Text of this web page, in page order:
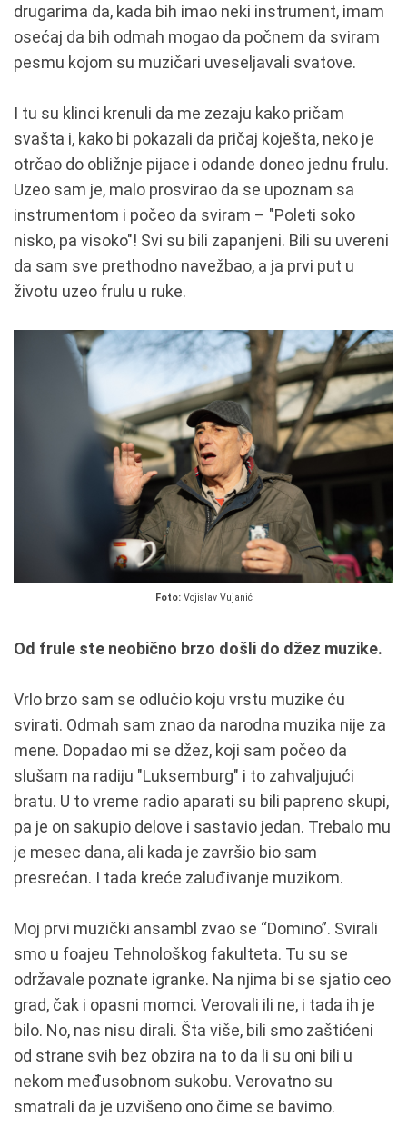
drugarima da, kada bih imao neki instrument, imam
osećaj da bih odmah mogao da počnem da sviram
pesmu kojom su muzičari uveseljavali svatove.
I tu su klinci krenuli da me zezaju kako pričam
svašta i, kako bi pokazali da pričaj koješta, neko je
otrčao do obližnje pijace i odande doneo jednu frulu.
Uzeo sam je, malo prosvirao da se upoznam sa
instrumentom i počeo da sviram – "Poleti soko
nisko, pa visoko"! Svi su bili zapanjeni. Bili su uvereni
da sam sve prethodno navežbao, a ja prvi put u
životu uzeo frulu u ruke.
Foto:Vojislav Vujanić
Od frule ste neobično brzo došli do džez muzike.
Vrlo brzo sam se odlučio koju vrstu muzike ću
svirati. Odmah sam znao da narodna muzika nije za
mene. Dopadao mi se džez, koji sam počeo da
slušam na radiju "Luksemburg" i to zahvaljujući
bratu. U to vreme radio aparati su bili papreno skupi,
pa je on sakupio delove i sastavio jedan. Trebalo mu
je mesec dana, ali kada je završio bio sam
presrećan. I tada kreće zaluđivanje muzikom.
Moj prvi muzički ansambl zvao se “Domino”. Svirali
smo u foajeu Tehnološkog fakulteta. Tu su se
održavale poznate igranke. Na njima bi se sjatio ceo
grad, čak i opasni momci. Verovali ili ne, i tada ih je
bilo. No, nas nisu dirali. Šta više, bili smo zaštićeni
od strane svih bez obzira na to da li su oni bili u
nekom međusobnom sukobu. Verovatno su
smatrali da je uzvišeno ono čime se bavimo.